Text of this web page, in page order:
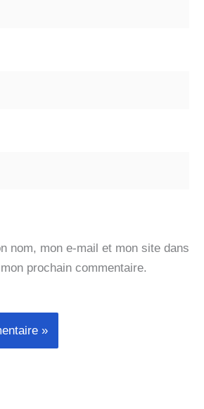
nom, mon e-mail et mon site dans
prochain commentaire.